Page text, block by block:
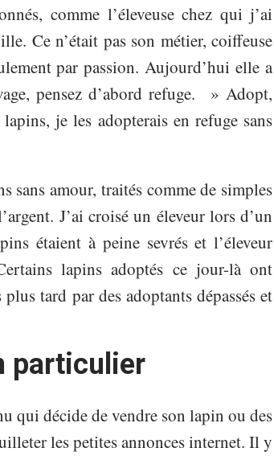
comme l’éleveuse chez qui j’ai
Ce n’était pas son métier, coiffeuse
par passion. Aujourd’hui elle a
pensez d’abord refuge. » Adopt,
je les adopterais en refuge sans
sans amour, traités comme de simples
J’ai croisé un éleveur lors d’un
étaient à peine sevrés et l’éleveur
lapins adoptés ce jour-là ont
tard par des adoptants dépassés et
particulier
qui décide de vendre son lapin ou des
les petites annonces internet. Il y